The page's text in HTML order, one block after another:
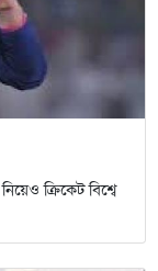
ক্রিকেট বিশ্বে